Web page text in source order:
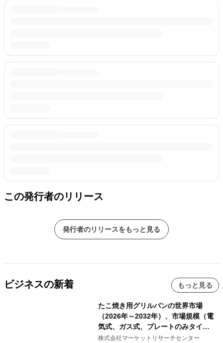
この発行者のリリース
発行者のリリースをもっと見る
ビジネスの新着 もっと見る
たこ焼き用グリルパンの世界市場
（2026年～2032年）、市場規模（電
気式、ガス式、プレートのみタイ
プ）・分析レポートを発表
株式会社マーケットリサーチセンター